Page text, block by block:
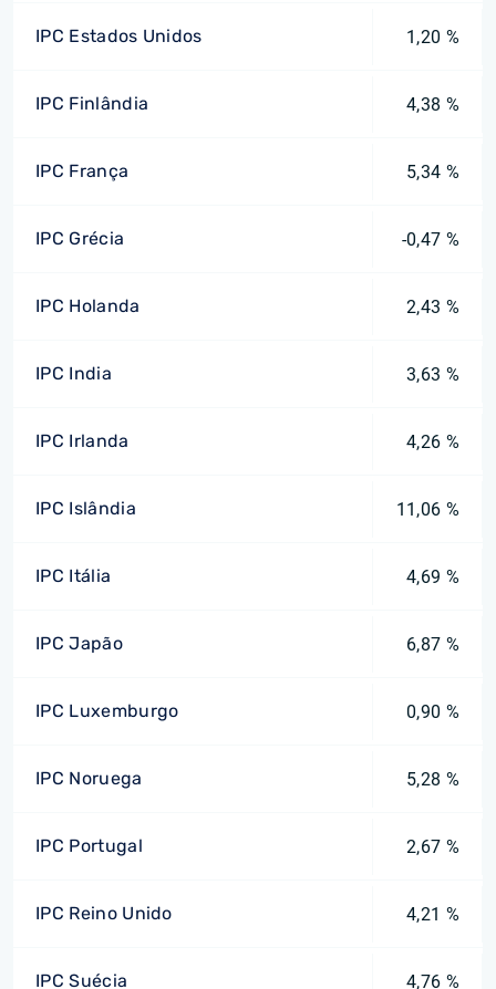
IPC Estados Unidos 1,20 %
IPC Finlândia 4,38 %
IPC França 5,34 %
IPC Grécia -0,47 %
IPC Holanda 2,43 %
IPC India 3,63 %
IPC Irlanda 4,26 %
IPC Islândia 11,06 %
IPC Itália 4,69 %
IPC Japão 6,87 %
IPC Luxemburgo 0,90 %
IPC Noruega 5,28 %
IPC Portugal 2,67 %
IPC Reino Unido 4,21 %
IPC Suécia 4,76 %